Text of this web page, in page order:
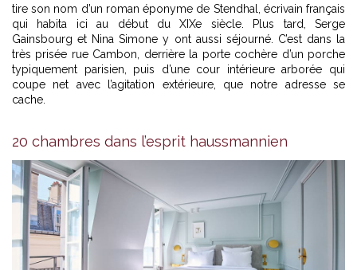
tire son nom d’un roman éponyme de Stendhal, écrivain français
qui habita ici au début du XIXe siècle. Plus tard, Serge
Gainsbourg et Nina Simone y ont aussi séjourné. C’est dans la
très prisée rue Cambon, derrière la porte cochère d’un porche
typiquement parisien, puis d’une cour intérieure arborée qui
coupe net avec l’agitation extérieure, que notre adresse se
cache.
20 chambres dans l’esprit haussmannien